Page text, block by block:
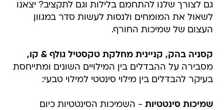
גם לצורך שלנו להתחמם בלילות וגם לתקציב? יצאנו
לשאול את המומחים ולנסות לעשות סדר במגוון
העצום של שמיכות החורף.
קסניה בהק, קניינית מחלקת טקסטיל גולף & קו,
מסבירה על ההבדלים בין המילויים השונים ומתייחסת
בעיקר להבדלים בין מילוי סינטטי למילוי טבעי:
שמיכות סינטטיות - השמיכות הסינטטיות כיום